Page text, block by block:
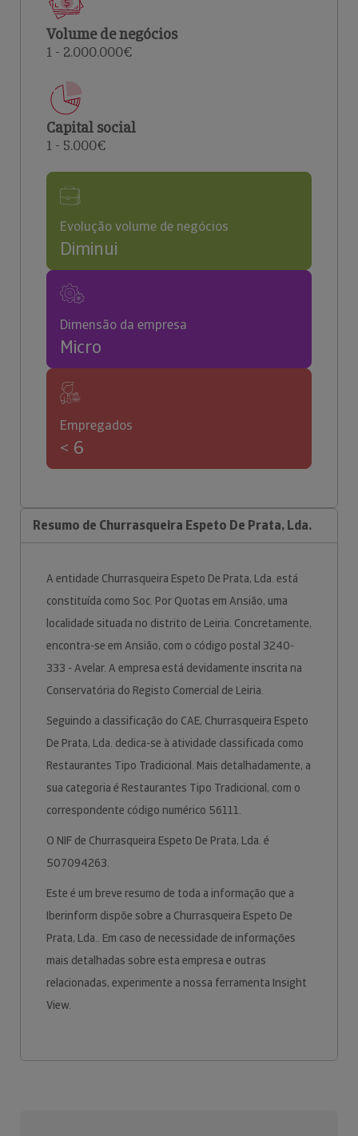
Volume de negócios
1 - 2.000.000€
Capital social
1 - 5.000€
Evolução volume de negócios
Diminui
Dimensão da empresa
Micro
Empregados
< 6
Resumo de Churrasqueira Espeto De Prata, Lda.
A entidade Churrasqueira Espeto De Prata, Lda. está
constituída como Soc. Por Quotas em Ansião, uma
localidade situada no distrito de Leiria. Concretamente,
encontra-se em Ansião, com o código postal 3240-
333 - Avelar. A empresa está devidamente inscrita na
Conservatória do Registo Comercial de Leiria.
Seguindo a classificação do CAE, Churrasqueira Espeto
De Prata, Lda. dedica-se à atividade classificada como
Restaurantes Tipo Tradicional. Mais detalhadamente, a
sua categoria é Restaurantes Tipo Tradicional, com o
correspondente código numérico 56111.
O NIF de Churrasqueira Espeto De Prata, Lda. é
507094263.
Este é um breve resumo de toda a informação que a
Iberinform dispõe sobre a Churrasqueira Espeto De
Prata, Lda.. Em caso de necessidade de informações
mais detalhadas sobre esta empresa e outras
relacionadas, experimente a nossa ferramenta Insight
View.